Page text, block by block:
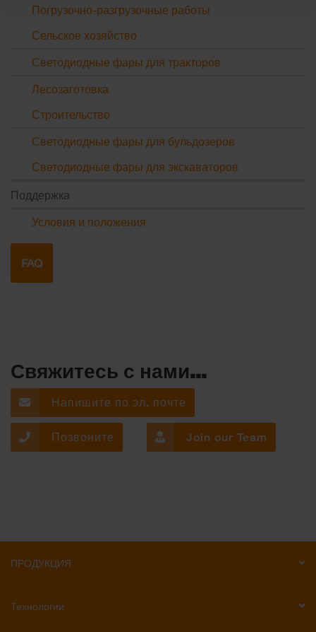
Погрузочно-разгрузочные работы
Сельское хозяйство
Светодиодные фары для тракторов
Лесозаготовка
Строительство
Светодиодные фары для бульдозеров
Светодиодные фары для экскаваторов
Поддержка
Условия и положения
FAQ
Свяжитесь с нами...
Напишите по эл. почте
Позвоните Join our Team
ПРОДУКЦИЯ
Технологии